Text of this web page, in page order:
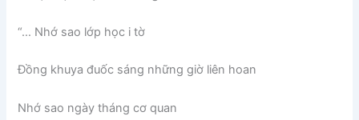
“… Nhớ sao lớp học i tờ
Đồng khuya đuốc sáng những giờ liên hoan
Nhớ sao ngày tháng cơ quan